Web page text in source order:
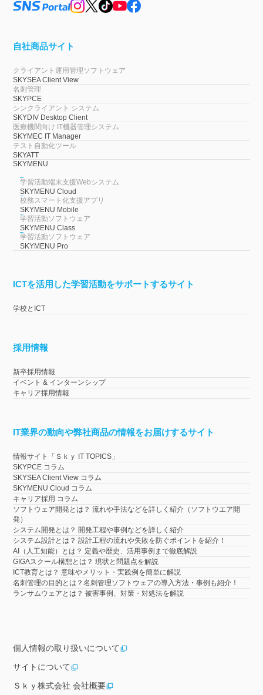
自社商品サイト
クライアント運用管理ソフトウェア
SKYSEA Client View
名刺管理
SKYPCE
シンクライアント システム
SKYDIV Desktop Client
医療機関向け IT機器管理システム
SKYMEC IT Manager
テスト自動化ツール
SKYATT
SKYMENU
学習活動端末支援Webシステム
SKYMENU Cloud
校務スマート化支援アプリ
SKYMENU Mobile
学習活動ソフトウェア
SKYMENU Class
学習活動ソフトウェア
SKYMENU Pro
ICTを活用した学習活動をサポートするサイト
学校とICT
採用情報
新卒採用情報
イベント & インターンシップ
キャリア採用情報
IT業界の動向や弊社商品の情報をお届けするサイト
情報サイト「Ｓｋｙ IT TOPICS」
SKYPCE コラム
SKYSEA Client View コラム
SKYMENU Cloud コラム
キャリア採用 コラム
ソフトウェア開発とは？ 流れや手法などを詳しく紹介（ソフトウエア開
発）
システム開発とは？ 開発工程や事例などを詳しく紹介
システム設計とは？ 設計工程の流れや失敗を防ぐポイントを紹介！
AI（人工知能）とは？ 定義や歴史、活用事例まで徹底解説
GIGAスクール構想とは？ 現状と問題点を解説
ICT教育とは？ 意味やメリット・実践例を簡単に解説
名刺管理の目的とは？名刺管理ソフトウェアの導入方法・事例も紹介！
ランサムウェアとは？ 被害事例、対策・対処法を解説
個人情報の取り扱いについて
サイトについて
Ｓｋｙ株式会社 会社概要